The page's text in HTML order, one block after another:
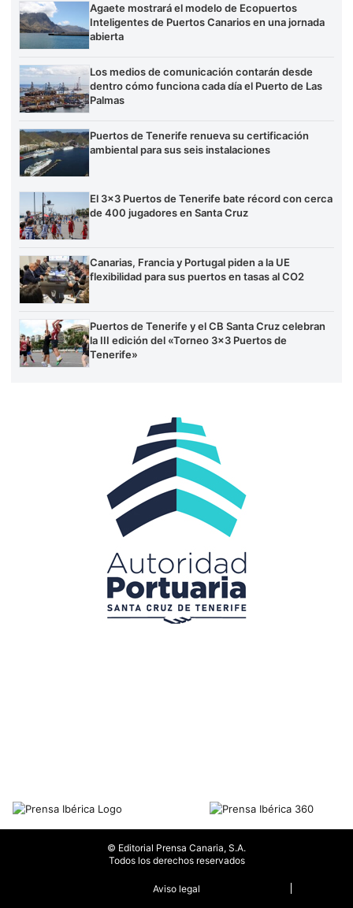
Agaete mostrará el modelo de Ecopuertos
Inteligentes de Puertos Canarios en una jornada
abierta
Los medios de comunicación contarán desde
dentro cómo funciona cada día el Puerto de Las
Palmas
Puertos de Tenerife renueva su certificación
ambiental para sus seis instalaciones
El 3×3 Puertos de Tenerife bate récord con cerca
de 400 jugadores en Santa Cruz
Canarias, Francia y Portugal piden a la UE
flexibilidad para sus puertos en tasas al CO2
Puertos de Tenerife y el CB Santa Cruz celebran
la III edición del «Torneo 3×3 Puertos de
Tenerife»
© Editorial Prensa Canaria, S.A.
Todos los derechos reservados
Aviso legal